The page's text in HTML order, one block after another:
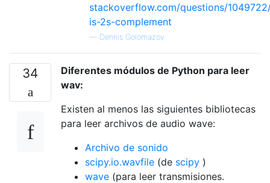
stackoverflow.com/questions/
is-2s-complement
— Dennis Golomazov
34
Diferentes módulos de Python para leer
wav:
Existen al menos las siguientes bibliotecas
para leer archivos de audio wave:
Archivo de sonido
scipy.io.wavfile (de scipy )
wave (para leer transmisiones.